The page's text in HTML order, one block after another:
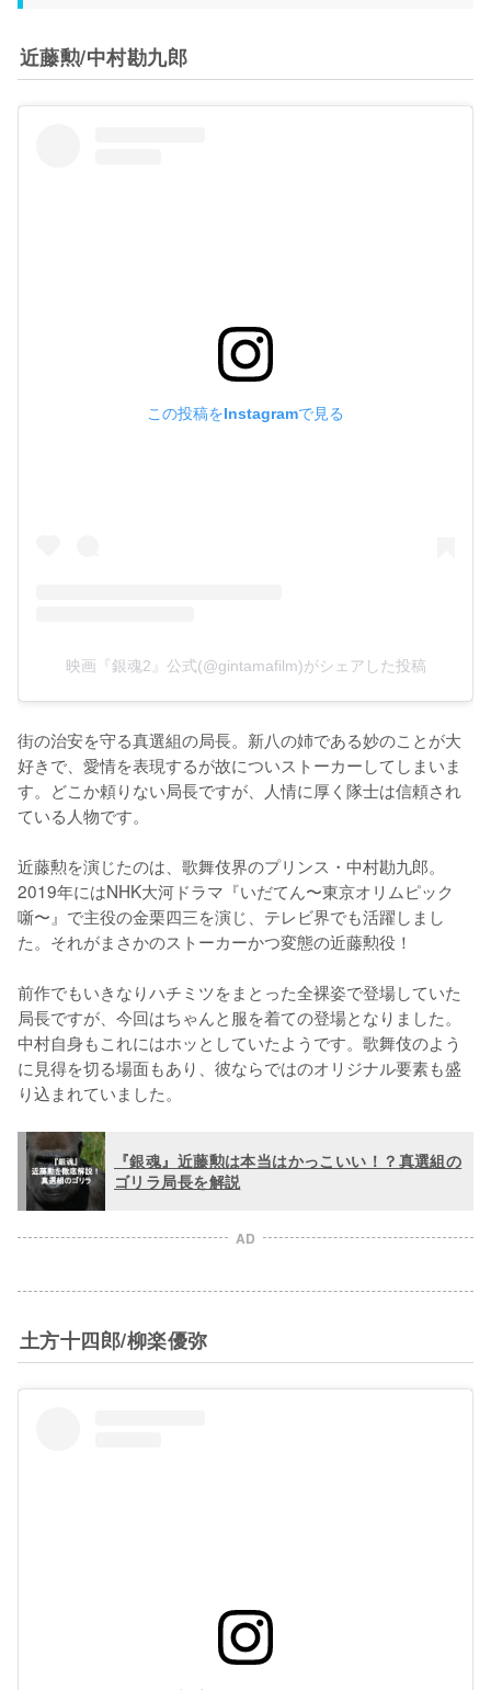
近藤勲/中村勘九郎
この投稿をInstagramで見る
映画『銀魂2』公式(@gintamafilm)がシェアした投稿
街の治安を守る真選組の局長。新八の姉である妙のことが大
好きで、愛情を表現するが故についストーカーしてしまいま
す。どこか頼りない局長ですが、人情に厚く隊士は信頼され
ている人物です。
近藤勲を演じたのは、歌舞伎界のプリンス・中村勘九郎。
2019年にはNHK大河ドラマ『いだてん〜東京オリムピック
噺〜』で主役の金栗四三を演じ、テレビ界でも活躍しまし
た。それがまさかのストーカーかつ変態の近藤勲役！
前作でもいきなりハチミツをまとった全裸姿で登場していた
局長ですが、今回はちゃんと服を着ての登場となりました。
中村自身もこれにはホッとしていたようです。歌舞伎のよう
に見得を切る場面もあり、彼ならではのオリジナル要素も盛
り込まれていました。
『銀魂』近藤勲は本当はかっこいい！？真選組の
ゴリラ局長を解説
AD
土方十四郎/柳楽優弥